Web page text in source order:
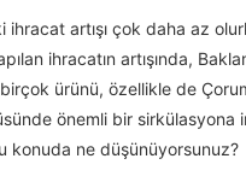
ihracat artışı çok daha az
ihracatın artışında,
birçok ürünü, özellikle de
önemli bir sirkülasyona
konuda ne düşünüyorsunuz?